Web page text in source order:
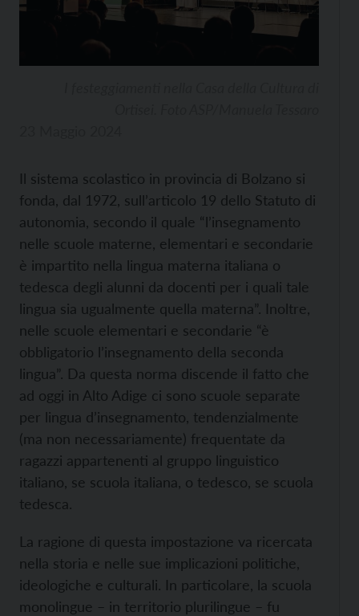
Il sistema scolastico in provincia di Bolzano si
fonda, dal 1972, sull’articolo 19 dello Statuto di
autonomia, secondo il quale “l’insegnamento
nelle scuole materne, elementari e secondarie
è impartito nella lingua materna italiana o
tedesca degli alunni da docenti per i quali tale
lingua sia ugualmente quella materna”. Inoltre,
nelle scuole elementari e secondarie “è
obbligatorio l’insegnamento della seconda
lingua”. Da questa norma discende il fatto che
ad oggi in Alto Adige ci sono scuole separate
per lingua d’insegnamento, tendenzialmente
(ma non necessariamente) frequentate da
ragazzi appartenenti al gruppo linguistico
italiano, se scuola italiana, o tedesco, se scuola
tedesca.
La ragione di questa impostazione va ricercata
nella storia e nelle sue implicazioni politiche,
ideologiche e culturali. In particolare, la scuola
monolingue – in territorio plurilingue – fu